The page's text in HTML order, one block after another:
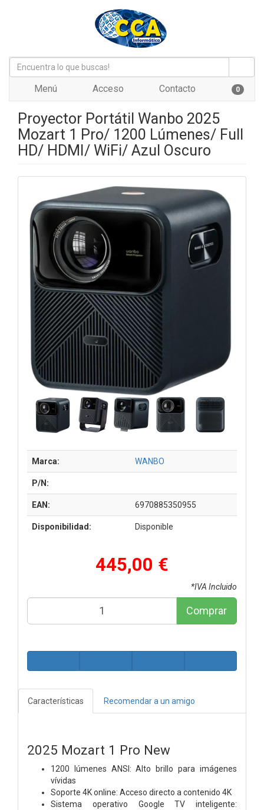
Menú Acceso Contacto 0
Proyector Portátil Wanbo 2025
Mozart 1 Pro/ 1200 Lúmenes/ Full
HD/ HDMI/ WiFi/ Azul Oscuro
Marca: WANBO
P/N:
EAN: 6970885350955
Disponibilidad: Disponible
445,00 €
*IVA Incluido
Comprar
Características Recomendar a un amigo
2025 Mozart 1 Pro New
1200 lúmenes ANSI: Alto brillo para imágenes
vívidas
Soporte 4K online: Acceso directo a contenido 4K
Sistema operativo Google TV inteligente: